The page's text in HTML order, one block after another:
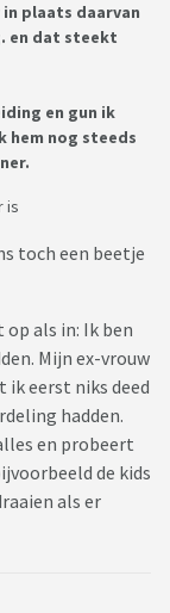
in plaats daarvan
en dat steekt
en gun ik
hem nog steeds
is
toch een beetje
op als in: Ik ben
Mijn ex-vrouw
ik eerst niks deed
hadden.
en probeert
de kids
als er